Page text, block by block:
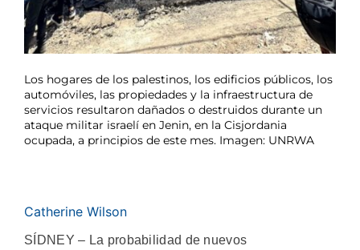
Los hogares de los palestinos, los edificios públicos, los
automóviles, las propiedades y la infraestructura de
servicios resultaron dañados o destruidos durante un
ataque militar israelí en Jenin, en la Cisjordania
ocupada, a principios de este mes. Imagen: UNRWA
Catherine Wilson
SÍDNEY – La probabilidad de nuevos